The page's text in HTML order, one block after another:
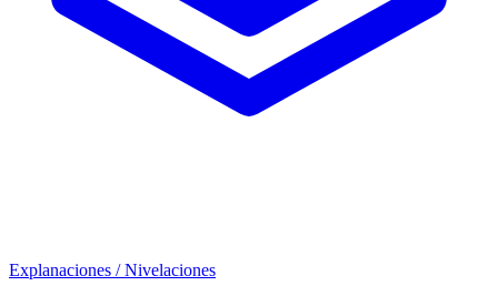
Explanaciones / Nivelaciones